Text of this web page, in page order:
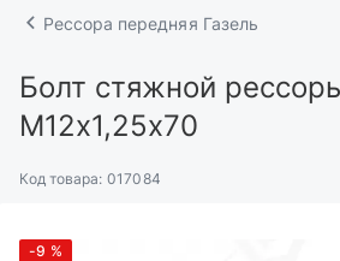
Рессора передняя Газель
Болт стяжной
М12х1,25х70
Код товара: 017084
-9 %